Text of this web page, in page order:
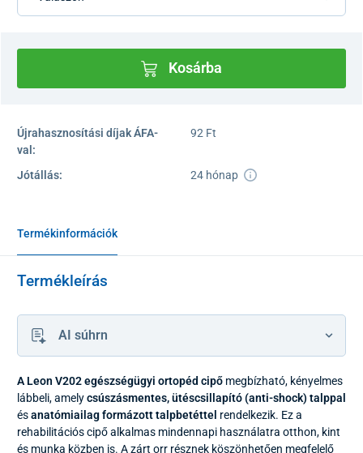
Kosárba
Újrahasznosítási díjak ÁFA-
val:
92 Ft
Jótállás: 24 hónap
Termékinformációk
Termékleírás
AI súhrn
A Leon V202 egészségügyi ortopéd cipő megbízható, kényelmes
lábbeli, amelycsúszásmentes, ütéscsillapító (anti-shock) talppal
ésanatómiailag formázott talpbetéttel rendelkezik. Ez a
rehabilitációs cipő alkalmas mindennapi használatra otthon, kint
és munka közben is. A zárt orr résznek köszönhetően megfelelő